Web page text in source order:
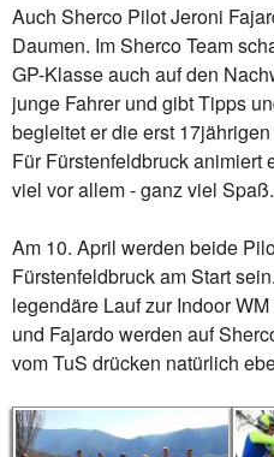
Auch Sherco Pilot Jeroni
Daumen. Im Sherco Team
GP-Klasse auch auf den
junge Fahrer und gibt Tipps
begleitet er die erst
Für Fürstenfeldbruck animiert
viel vor allem - ganz viel Spaß.
Am 10. April werden beide
Fürstenfeldbruck am Start
legendäre Lauf zur Indoor
und Fajardo werden auf
vom TuS drücken natürlich